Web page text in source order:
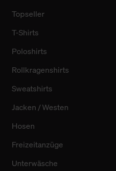
Topseller
T-Shirts
Poloshirts
Rollkragenshirts
Sweatshirts
Jacken / Westen
Hosen
Freizeitanzüge
Unterwäsche